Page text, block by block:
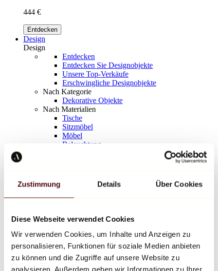
Zustimmung Details Über Cookies
Diese Webseite verwendet Cookies
Wir verwenden Cookies, um Inhalte und Anzeigen zu
personalisieren, Funktionen für soziale Medien anbieten
zu können und die Zugriffe auf unsere Website zu
analysieren. Außerdem geben wir Informationen zu Ihrer
444 €
Entdecken
Design
Design
Entdecken
Entdecken Sie Designobjekte
Unsere Top-Verkäufe
Erschwingliche Designobjekte
Nach Kategorie
Dekorative Objekte
Nach Materialien
Tische
Sitzmöbel
Möbel
Beleuchtung
Richard Orlinski
Keith Haring
Jeff Koons
Jean-Michel Basquiat
Alle Designer
Werk der Woche